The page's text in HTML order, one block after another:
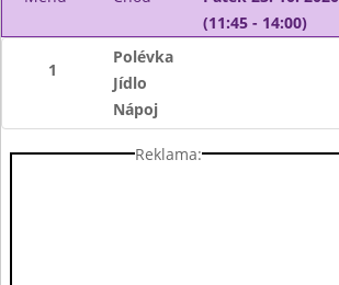
(11:45 - 14:00)
1
Polévka
Jídlo
Nápoj
Reklama: